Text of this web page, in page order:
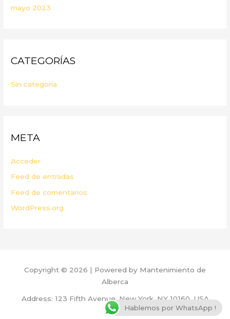
mayo 2023
CATEGORÍAS
Sin categoría
META
Acceder
Feed de entradas
Feed de comentarios
WordPress.org
Copyright © 2026 | Powered by Mantenimiento de
Alberca
Address: 123 Fifth Avenue, New York, NY 10160, USA
Hablemos por WhatsApp !